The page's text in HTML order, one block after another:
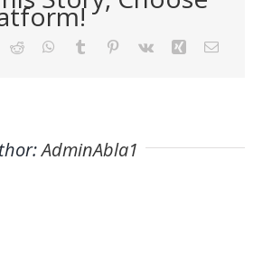
Reddit WhatsApp
Tumblr Pinterest
Vk Xing Email
AdminAbla1